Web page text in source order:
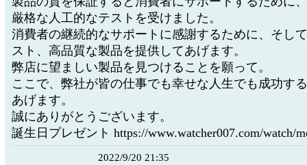
厳格な人工的なテストを受けました。
消費者の継続的なサポートに感謝するために、そし
スト、高品質な製品を提供してあげます。
弊店に望ましい製品を見つけることを願って。
ここで、弊社が皆の仕事でも幸せな人生でも成功す
あげます。
誠にありがとうございます。
誕生日プレゼント https://www.watcher007.com/watch/
2022/9/20 21:35